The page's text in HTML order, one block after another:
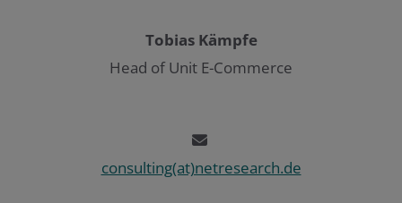
Tobias Kämpfe
Head of Unit E-Commerce
consulting(at)netresearch.de